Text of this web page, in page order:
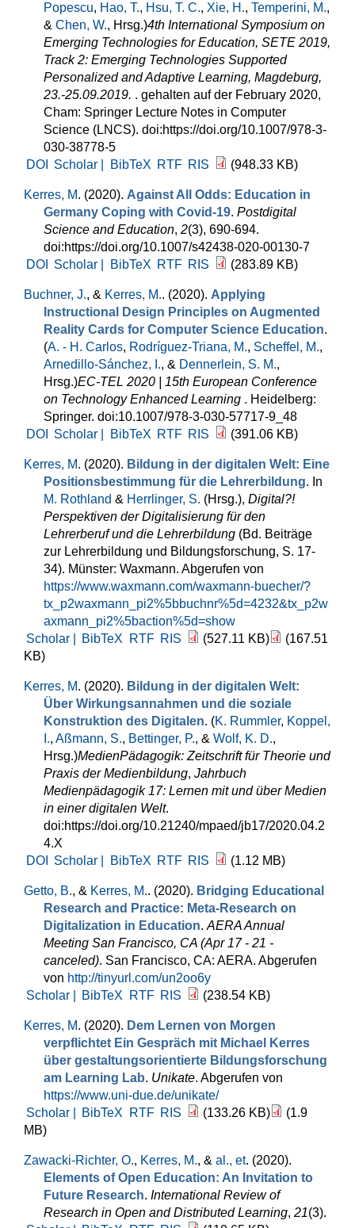
Popescu, Hao, T., Hsu, T. C., Xie, H., Temperini, M.,
& Chen, W., Hrsg.)4th International Symposium on
Emerging Technologies for Education, SETE 2019,
Track 2: Emerging Technologies Supported
Personalized and Adaptive Learning, Magdeburg,
23.-25.09.2019. . gehalten auf der February 2020,
Cham: Springer Lecture Notes in Computer
Science (LNCS). doi:https://doi.org/10.1007/978-3-
030-38778-5
DOI
Scholar | BibTeX RTF RIS (948.33 KB)
Kerres, M. (2020). Against All Odds: Education in
Germany Coping with Covid-19. Postdigital
Science and Education, 2(3), 690-694.
doi:https://doi.org/10.1007/s42438-020-00130-7
DOI
Scholar | BibTeX RTF RIS (283.89 KB)
Buchner, J., & Kerres, M.. (2020). Applying
Instructional Design Principles on Augmented
Reality Cards for Computer Science Education.
(A. - H. Carlos, Rodríguez-Triana, M., Scheffel, M.,
Arnedillo-Sánchez, I., & Dennerlein, S. M.,
Hrsg.)EC-TEL 2020 | 15th European Conference
on Technology Enhanced Learning . Heidelberg:
Springer. doi:10.1007/978-3-030-57717-9_48
DOI
Scholar | BibTeX RTF RIS (391.06 KB)
Kerres, M. (2020). Bildung in der digitalen Welt: Eine
Positionsbestimmung für die Lehrerbildung. In
M. Rothland & Herrlinger, S. (Hrsg.), Digital?!
Perspektiven der Digitalisierung für den
Lehrerberuf und die Lehrerbildung (Bd. Beiträge
zur Lehrerbildung und Bildungsforschung, S. 17-
34). Münster: Waxmann. Abgerufen von
https://www.waxmann.com/waxmann-buecher/?
tx_p2waxmann_pi2%5bbuchnr%5d=4232&tx_p2w
axmann_pi2%5baction%5d=show
Scholar |
BibTeX RTF RIS (527.11 KB)
(167.51
KB)
Kerres, M. (2020). Bildung in der digitalen Welt:
Über Wirkungsannahmen und die soziale
Konstruktion des Digitalen. (K. Rummler, Koppel,
I., Aßmann, S., Bettinger, P., & Wolf, K. D.,
Hrsg.)MedienPädagogik: Zeitschrift für Theorie und
Praxis der Medienbildung, Jahrbuch
Medienpädagogik 17: Lernen mit und über Medien
in einer digitalen Welt.
doi:https://doi.org/10.21240/mpaed/jb17/2020.04.2
4.X
DOI
Scholar | BibTeX RTF RIS (1.12 MB)
Getto, B., & Kerres, M.. (2020). Bridging Educational
Research and Practice: Meta-Research on
Digitalization in Education. AERA Annual
Meeting San Francisco, CA (Apr 17 - 21 -
canceled). San Francisco, CA: AERA. Abgerufen
von http://tinyurl.com/un2oo6y
Scholar |
BibTeX RTF RIS (238.54 KB)
Kerres, M. (2020). Dem Lernen von Morgen
verpflichtet Ein Gespräch mit Michael Kerres
über gestaltungsorientierte Bildungsforschung
am Learning Lab. Unikate. Abgerufen von
https://www.uni-due.de/unikate/
Scholar |
BibTeX RTF RIS (133.26 KB)
(1.9
MB)
Zawacki-Richter, O., Kerres, M., & al., et. (2020).
Elements of Open Education: An Invitation to
Future Research. International Review of
Research in Open and Distributed Learning, 21(3).